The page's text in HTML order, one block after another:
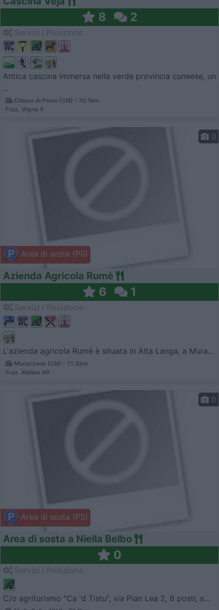
8 2
Antica cascina immersa nella verde provincia cuneese, un
...
Chiusa di Pesio (CN) - 70.1km
Fraz. Vigna 4
Area di sosta (PS)
0
Azienda Agricola Rumè
6 1
L'azienda agricola Rumè è situata in Alta Langa, a Mura...
Murazzano (CN) - 71.2km
Fraz. Mellea 49
Area di sosta (PS)
0
Area di sosta a Niella Belbo
0
C/o agriturismo "Ca 'd Tistu", via Pian Lea 2, 6 posti, s...